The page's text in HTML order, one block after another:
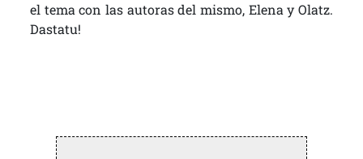
el tema con las autoras del mismo, Elena y Olatz.
Dastatu!